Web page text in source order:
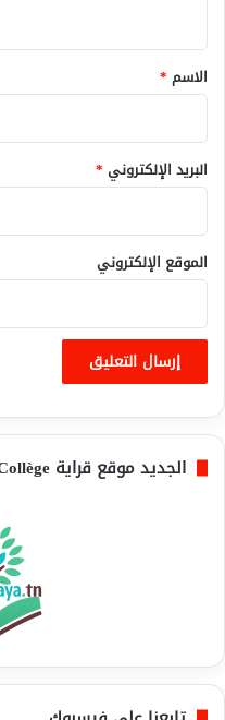
*
الاسم *
البريد الإلكتروني *
الموقع الإلكتروني
الجديد موقع قراية Collège